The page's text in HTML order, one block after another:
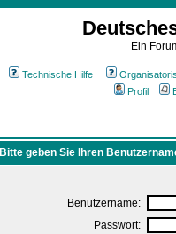
Ein
Technische Hilfe
Profil
Bitte geben Sie Ihren
Benutzername:
Passwort: